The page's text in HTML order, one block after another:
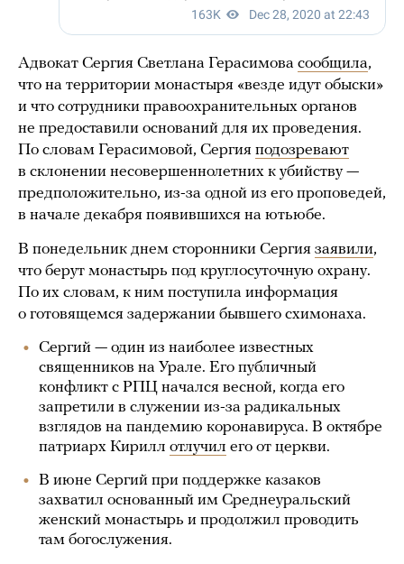
Адвокат Сергия Светлана Герасимова сообщила,
что на территории монастыря «везде идут обыски»
и что сотрудники правоохранительных органов
не предоставили оснований для их проведения.
По словам Герасимовой, Сергия подозревают
в склонении несовершеннолетних к убийству —
предположительно, из-за одной из его проповедей,
в начале декабря появившихся на ютьюбе.
В понедельник днем сторонники Сергия заявили,
что берут монастырь под круглосуточную охрану.
По их словам, к ним поступила информация
о готовящемся задержании бывшего схимонаха.
Сергий — один из наиболее известных
священников на Урале. Его публичный
конфликт с РПЦ начался весной, когда его
запретили в служении из-за радикальных
взглядов на пандемию коронавируса. В октябре
патриарх Кирилл отлучил его от церкви.
В июне Сергий при поддержке казаков
захватил основанный им Среднеуральский
женский монастырь и продолжил проводить
там богослужения.